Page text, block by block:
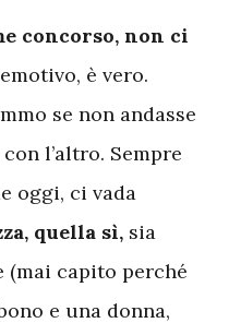
concorso, non ci
è vero.
se non andasse
l’altro. Sempre
oggi, ci vada
quella sì, sia
(mai capito perché
e una donna,